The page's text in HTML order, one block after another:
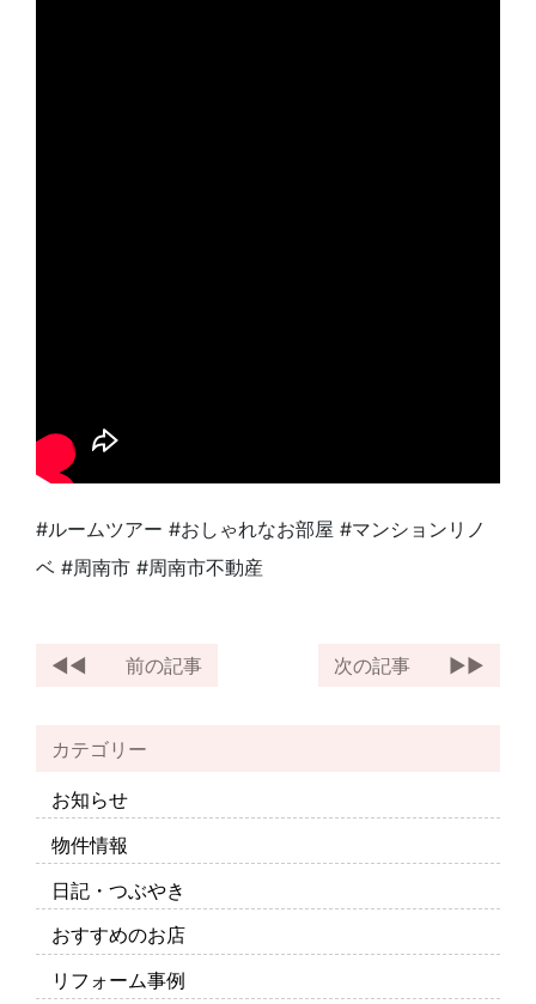
#ルームツアー #おしゃれなお部屋 #マンションリノ
ベ #周南市 #周南市不動産
前の記事 次の記事
カテゴリー
お知らせ
物件情報
日記・つぶやき
おすすめのお店
リフォーム事例